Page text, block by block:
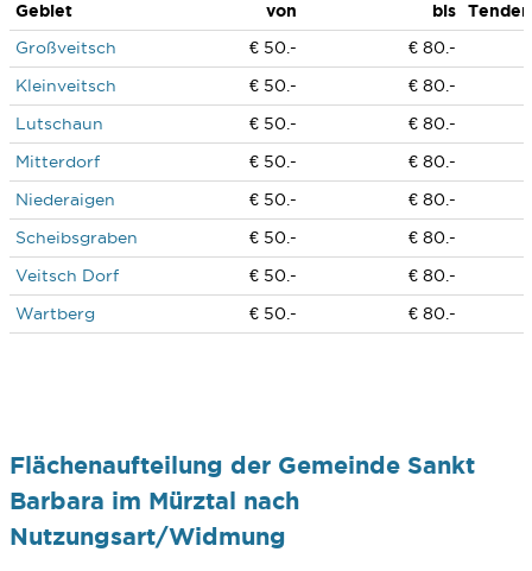
Gebiet
von
bis
Großveitsch
€ 50.-
€ 80.-
Kleinveitsch
€ 50.-
€ 80.-
Lutschaun
€ 50.-
€ 80.-
Mitterdorf
€ 50.-
€ 80.-
Niederaigen
€ 50.-
€ 80.-
Scheibsgraben
€ 50.-
€ 80.-
Veitsch Dorf
€ 50.-
€ 80.-
Wartberg
€ 50.- € 80.-
Flächenaufteilung der Gemeinde Sankt
Barbara im Mürztal nach
Nutzungsart/Widmung